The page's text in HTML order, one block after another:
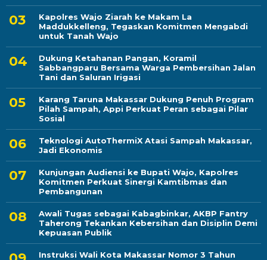
Kapolres Wajo Ziarah ke Makam La
Maddukkelleng, Tegaskan Komitmen Mengabdi
untuk Tanah Wajo
Dukung Ketahanan Pangan, Koramil
Sabbangparu Bersama Warga Pembersihan Jalan
Tani dan Saluran Irigasi
Karang Taruna Makassar Dukung Penuh Program
Pilah Sampah, Appi Perkuat Peran sebagai Pilar
Sosial
Teknologi AutoThermiX Atasi Sampah Makassar,
Jadi Ekonomis
Kunjungan Audiensi ke Bupati Wajo, Kapolres
Komitmen Perkuat Sinergi Kamtibmas dan
Pembangunan
Awali Tugas sebagai Kabagbinkar, AKBP Fantry
Taherong Tekankan Kebersihan dan Disiplin Demi
Kepuasan Publik
Instruksi Wali Kota Makassar Nomor 3 Tahun